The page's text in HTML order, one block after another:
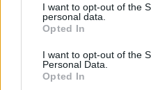
I want to opt-out of the
personal data.
Opted In
I want to opt-out of the
Personal Data.
Opted In
Kakao Tortenboden
Bananencremetorte